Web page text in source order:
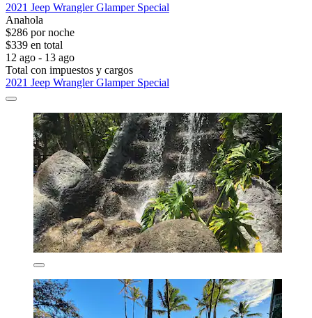
2021 Jeep Wrangler Glamper Special
Anahola
$286 por noche
$339 en total
12 ago - 13 ago
Total con impuestos y cargos
2021 Jeep Wrangler Glamper Special